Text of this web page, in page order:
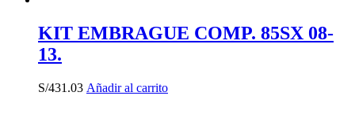
KIT EMBRAGUE COMP. 85SX 08-
13.
S/431.03 Añadir al carrito